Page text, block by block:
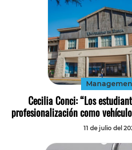
Cecilia Conci: “Los
profesionalización como
11 de julio del